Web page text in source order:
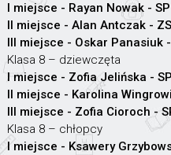
I miejsce - Rayan Nowak -
II miejsce - Alan Antczak -
III miejsce - Oskar Panasiuk
Klasa 8 – dziewczęta
I miejsce - Zofia Jelińska -
II miejsce - Karolina
III miejsce - Zofia Cioroch -
Klasa 8 – chłopcy
I miejsce - Ksawery